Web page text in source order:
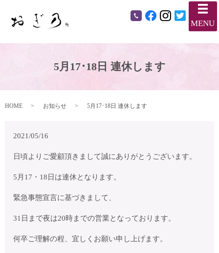
メ
MENU
5月17･18日 連休します
HOME お知らせ 5月17･18日 連休します
2021/05/16
日頃よりご愛顧頂きまして誠にありがとうございます。
5月17・18日は連休となります。
緊急事態宣言に基づきまして、
31日まで夜は20時までの営業となっております。
何卒ご理解の程、宜しくお願い申し上げます。